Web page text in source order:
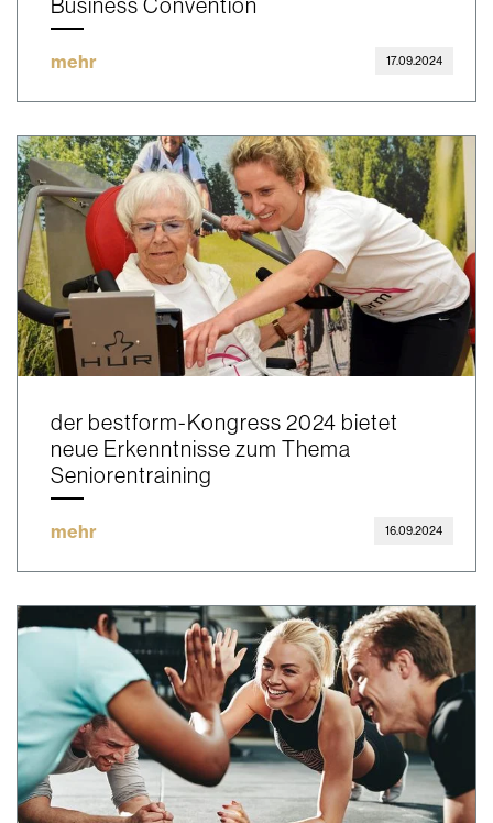
mehr 17.09.2024
der bestform-Kongress 2024 bietet
neue Erkenntnisse zum Thema
Seniorentraining
mehr 16.09.2024